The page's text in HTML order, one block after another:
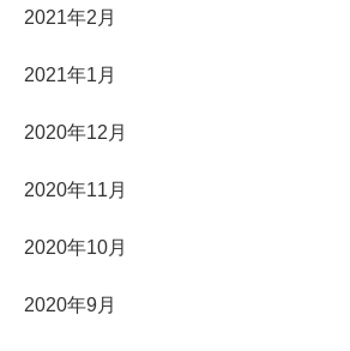
2021年2月
2021年1月
2020年12月
2020年11月
2020年10月
2020年9月